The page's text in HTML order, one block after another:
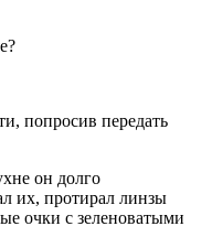
попросив передать
он долго
их, протирал линзы
очки с зеленоватыми